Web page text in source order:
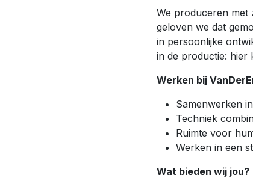
We produceren met
geloven we dat
in persoonlijke
in de productie: hier
Werken bij
Samenwerken
Techniek
Ruimte voor
Werken in een
Wat bieden wij jou?